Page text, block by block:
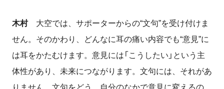
木村大空では、サポーターからの“文句”を受け付けま
せん。そのかわり、どんなに耳の痛い内容でも“意見”に
は耳をかたむけます。意見には「こうしたい」という主
体性があり、未来につながります。文句には、それがあ
りません。文句をどう、自分のなかで意見に変えるの